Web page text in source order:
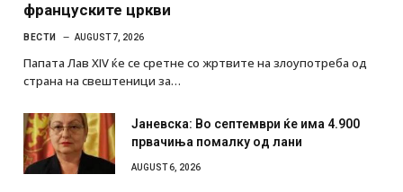
француските цркви
ВЕСТИ AUGUST 7, 2026
Папата Лав XIV ќе се сретне со жртвите на злоупотреба од
страна на свештеници за…
Јаневска: Во септември ќе има 4.900
првачиња помалку од лани
AUGUST 6, 2026